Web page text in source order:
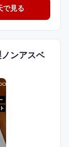
で見る
ンアスベ